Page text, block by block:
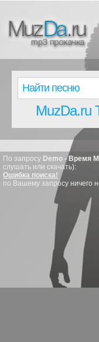
MuzDa.ru
По запросу Demo - Время
слушать или скачать):
Ошибка поиска!
по Вашему запросу ничего